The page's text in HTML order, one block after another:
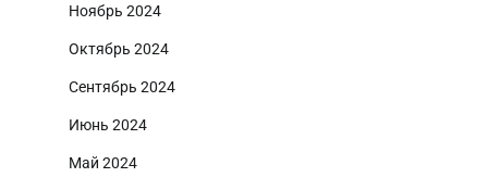
Ноябрь 2024
Октябрь 2024
Сентябрь 2024
Июнь 2024
Май 2024